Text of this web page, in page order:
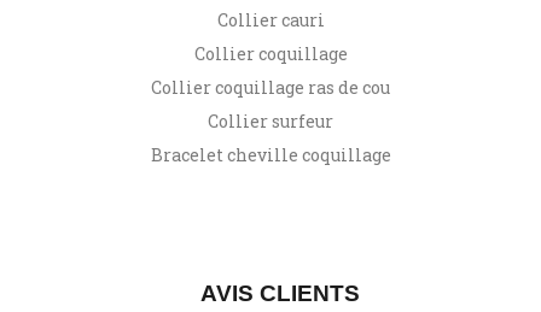
Collier cauri
Collier coquillage
Collier coquillage ras de cou
Collier surfeur
Bracelet cheville coquillage
AVIS CLIENTS